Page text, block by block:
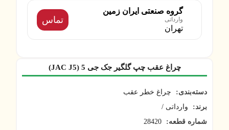
چراغ عقب چپ گلگير جک جی 5 (JAC J5)
دسته‌بندی:
چراغ خطر عقب
برند:
وارداتی /
شماره قطعه:
28420
گروه صنعتی ایران زمین
وارداتی
تهران
تماس